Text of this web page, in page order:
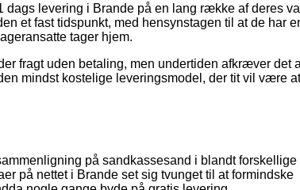
levering i Brande på en lang række af deres
et fast tidspunkt, med hensynstagen til at de har
tager hjem.
fragt uden betaling, men undertiden afkræver det
mindst kostelige leveringsmodel, der tit vil være
på sandkassesand i blandt forskellige
på nettet i Brande set sig tvunget til at formindske